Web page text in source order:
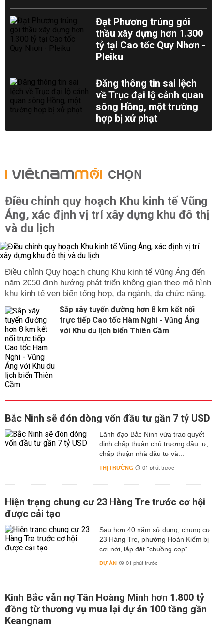
Đạt Phương trúng gói
thầu xây dựng hơn 1.300
tỷ tại Cao tốc Quy Nhơn -
Pleiku
Đăng thông tin sai lệch
về Trục đại lộ cảnh quan
sông Hồng, một trường
hợp bị xử phạt
CHỌN
Điều chỉnh quy hoạch Khu kinh tế Vũng
Áng, xác định vị trí xây dựng khu đô thị
và du lịch
Điều chỉnh Quy hoạch chung Khu kinh tế Vũng Áng đến
năm 2050 định hướng phát triển không gian theo mô hình
khu kinh tế ven biển tổng hợp, đa ngành, đa chức năng.
Sắp xây tuyến đường hơn 8 km kết nối
trực tiếp Cao tốc Hàm Nghi - Vũng Áng
với Khu du lịch biển Thiên Cầm
Bắc Ninh sẽ đón dòng vốn đầu tư gần 7 tỷ USD
Lãnh đạo Bắc Ninh vừa trao quyết
định chấp thuận chủ trương đầu tư,
chấp thuận nhà đầu tư và...
THỊ TRƯỜNG 01 phút trước
Hiện trạng chung cư 23 Hàng Tre trước cơ hội
được cải tạo
Sau hơn 40 năm sử dụng, chung cư
23 Hàng Tre, phường Hoàn Kiếm bị
cơi nới, lắp đặt "chuồng cọp"...
DỰ ÁN 01 phút trước
Kinh Bắc vẫn nợ Tân Hoàng Minh hơn 1.800 tỷ
đồng từ thương vụ mua lại dự án 100 tầng gần
Keangnam